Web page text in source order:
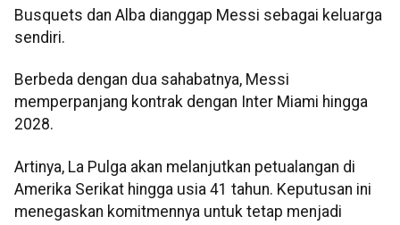
Busquets dan Alba dianggap Messi sebagai keluarga
sendiri.
Berbeda dengan dua sahabatnya, Messi
memperpanjang kontrak dengan Inter Miami hingga
2028.
Artinya, La Pulga akan melanjutkan petualangan di
Amerika Serikat hingga usia 41 tahun. Keputusan ini
menegaskan komitmennya untuk tetap menjadi